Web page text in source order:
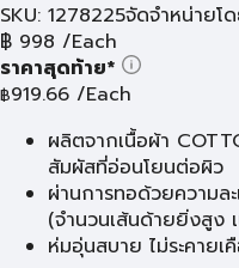
SKU: 1278225จัดจำหน่ายโ
฿ 998 /Each
ราคาสุดท้าย*
฿919.66 /Each
ผลิตจากเนื้อผ้า
สัมผัสที่อ่อนโยนต่อผิว
ผ่านการทอด้วยความ
(จำนวนเส้นด้ายยิ่งสูง
ห่มอุ่นสบาย ไม่ระคายเ